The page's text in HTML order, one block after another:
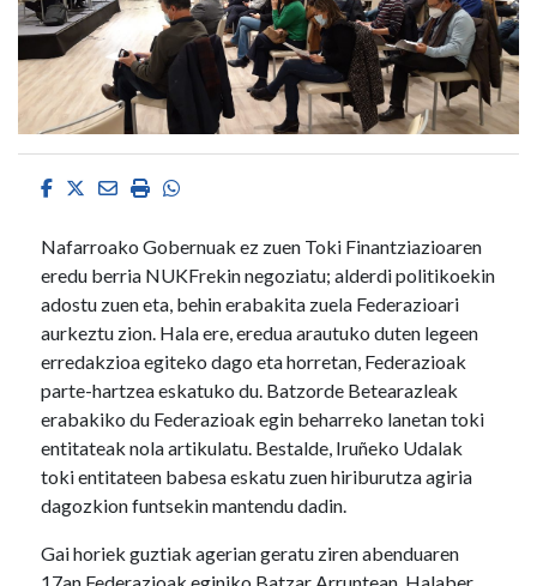
Facebook
Twitter
EmailImprimirWhatsapp
Nafarroako Gobernuak ez zuen Toki Finantziazioaren
eredu berria NUKFrekin negoziatu; alderdi politikoekin
adostu zuen eta, behin erabakita zuela Federazioari
aurkeztu zion. Hala ere, eredua arautuko duten legeen
erredakzioa egiteko dago eta horretan, Federazioak
parte-hartzea eskatuko du. Batzorde Betearazleak
erabakiko du Federazioak egin beharreko lanetan toki
entitateak nola artikulatu. Bestalde, Iruñeko Udalak
toki entitateen babesa eskatu zuen hiriburutza agiria
dagozkion funtsekin mantendu dadin.
Gai horiek guztiak agerian geratu ziren abenduaren